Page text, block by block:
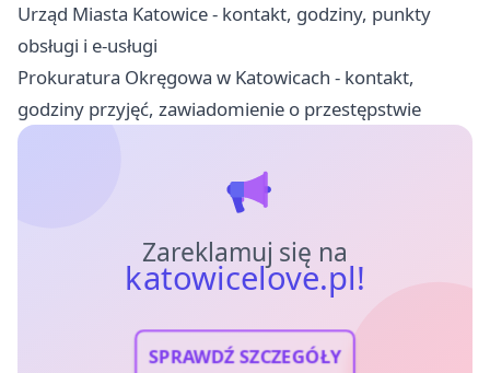
Urząd Miasta Katowice - kontakt, godziny, punkty
obsługi i e-usługi
Prokuratura Okręgowa w Katowicach - kontakt,
godziny przyjęć, zawiadomienie o przestępstwie
Zareklamuj się na
katowicelove.pl!
SPRAWDŹ SZCZEGÓŁY